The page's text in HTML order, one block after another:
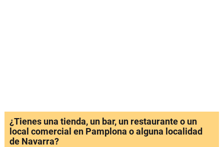
¿Tienes una tienda, un bar, un restaurante o un
local comercial en Pamplona o alguna localidad
de Navarra?